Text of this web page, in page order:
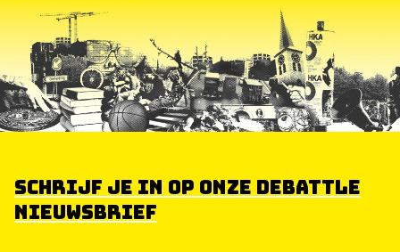
SCHRIJF JE IN OP ONZE DEBATTLE
NIEUWSBRIEF